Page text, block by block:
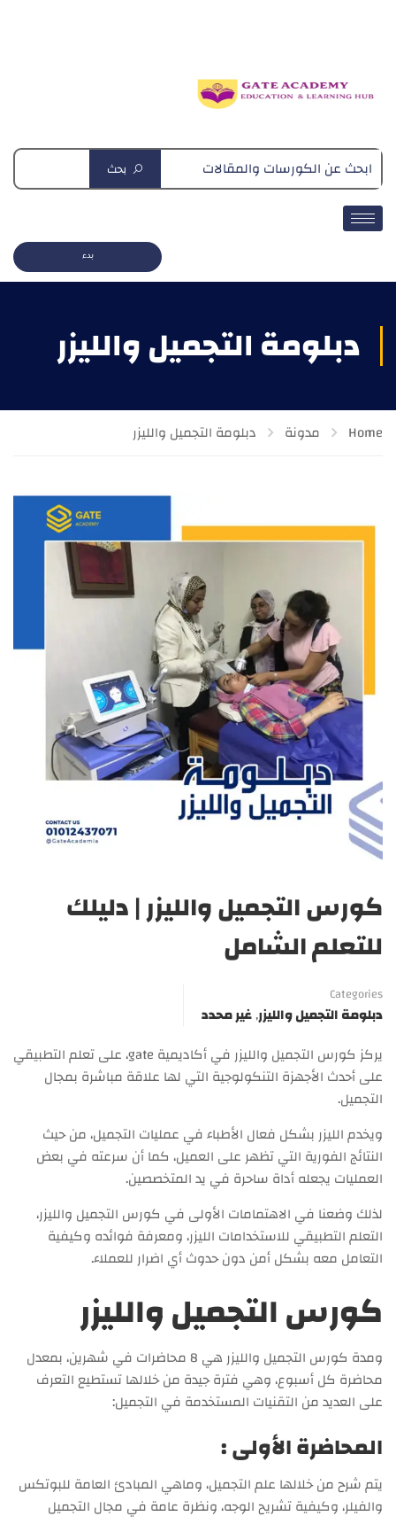
بحث
بدء
دبلومة التجميل والليزر
Home مدونة دبلومة التجميل والليزر
كورس التجميل والليزر | دليلك
للتعلم الشامل
Categories
دبلومة التجميل والليزر,غير محدد
يركز كورس التجميل والليزر في أكاديمية gate، على تعلم التطبيقي
على أحدث الأجهزة التنكولوجية التي لها علاقة مباشرة بمجال
التجميل.
ويخدم الليزر بشكل فعال الأطباء في عمليات التجميل، من حيث
النتائج الفورية التي تظهر على العميل، كما أن سرعته في بعض
العمليات يجعله أداة ساحرة في يد المتخصصين.
لذلك وضعنا في الاهتمامات الأولى في كورس التجميل والليزر،
التعلم التطبيقي للاستخدامات الليزر، ومعرفة فوائده وكيفية
التعامل معه بشكل أمن دون حدوث أي اضرار للعملاء.
كورس التجميل والليزر
ومدة كورس التجميل والليزر هي 8 محاضرات في شهرين، بمعدل
محاضرة كل أسبوع، وهي فترة جيدة من خلالها تستطيع التعرف
على العديد من التقنيات المستخدمة في التجميل:
المحاضرة الأولى :
يتم شرح من خلالها علم التجميل، وماهي المبادئ العامة للبوتكس
والفيلر، وكيفية تشريح الوجه، ونظرة عامة في مجال التجميل